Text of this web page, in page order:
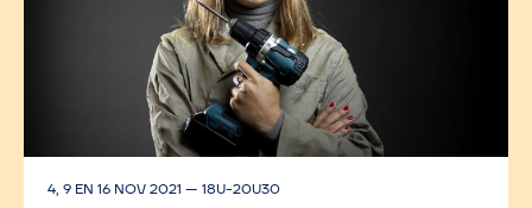
4, 9 EN 16 NOV 2021 — 18U-20U30